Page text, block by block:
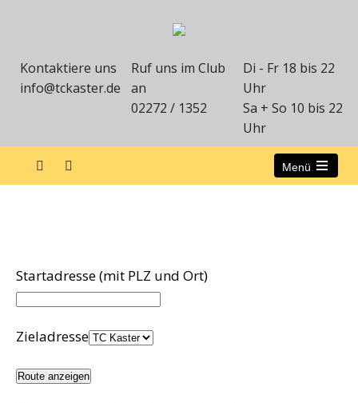
Kontaktiere uns
info@tckaster.de
Ruf uns im Club
an
02272 / 1352
Di - Fr 18 bis 22
Uhr
Sa + So 10 bis 22
Uhr
Menü
Startadresse (mit PLZ und Ort)
Zieladresse
Route anzeigen